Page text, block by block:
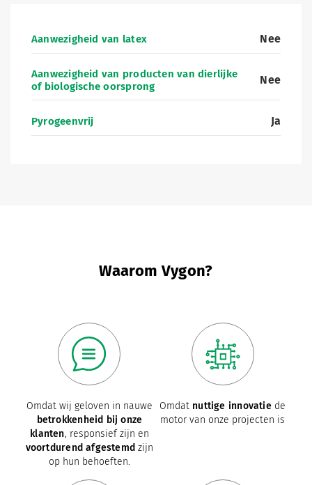
Aanwezigheid van latex Nee
Aanwezigheid van producten van dierlijke
of biologische oorsprong
Nee
Pyrogeenvrij Ja
Waarom Vygon?
Omdat wij geloven in nauwe
betrokkenheid bij onze
klanten, responsief zijn en
voortdurend afgestemdzijn
op hun behoeften.
Omdat nuttige innovatiede
motor van onze projecten is